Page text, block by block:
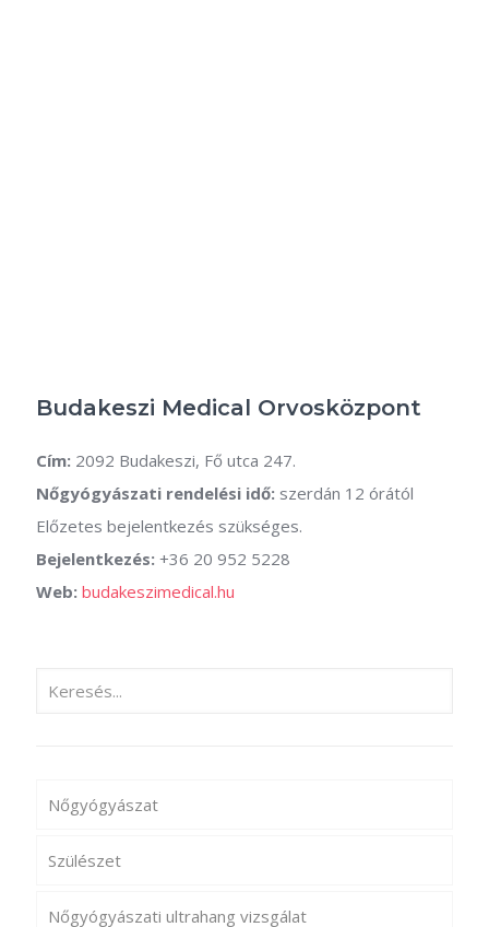
Budakeszi Medical Orvosközpont
Cím: 2092 Budakeszi, Fő utca 247.
Nőgyógyászati rendelési idő: szerdán 12 órától
Előzetes bejelentkezés szükséges.
Bejelentkezés: +36 20 952 5228
Web: budakeszimedical.hu
Nőgyógyászat
Szülészet
Nőgyógyászati ultrahang vizsgálat